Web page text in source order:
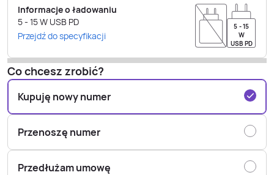
Informacje o ładowaniu
5 - 15W USB PD
Przejdź do specyfikacji
5 - 15
W
USB PD
Co chcesz zrobić?
Kupuję nowy numer
Przenoszę numer
Przedłużam umowę